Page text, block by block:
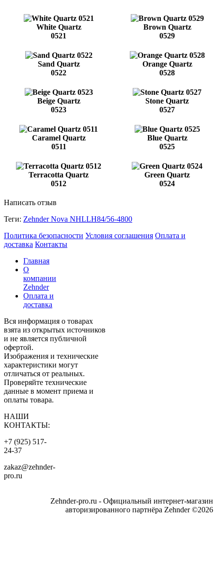
White Quartz
0521
Brown Quartz
0529
Sand Quartz
0522
Orange Quartz
0528
Beige Quartz
0523
Stone Quartz
0527
Caramel Quartz
0511
Blue Quartz
0525
Terracotta Quartz
0512
Green Quartz
0524
Написать отзыв
Теги: Zehnder Nova NHLLH84/56-4800
Политика безопасности Условия соглашения Оплата и
доставка Контакты
Главная
О
компании
Zehnder
Оплата и
доставка
Вся информация о товарах
взята из открытых источников
и не является публичной
офертой.
Изображения и технические
характеристики могут
отличаться от реальных.
Проверяйте технические
данные в момент приема и
оплаты товара.
НАШИ
КОНТАКТЫ:
+7 (925) 517-
24-37
zakaz@zehnder-
pro.ru
Zehnder-pro.ru - Официальный интернет-магазин
авторизированного партнёра Zehnder ©2026